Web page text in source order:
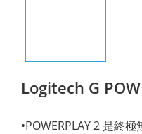
Logitech G
•POWERPLAY 2 是終